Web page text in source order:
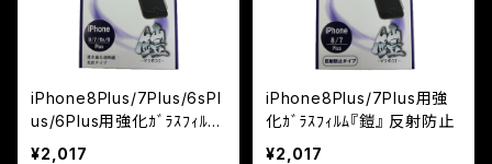
iPhone8Plus/7Plus/6sPl
us/6Plus用強化ｶﾞﾗｽﾌｨﾙﾑ
『鎧』 高光沢
¥2,017
iPhone8Plus/7Plus用強
化ｶﾞﾗｽﾌｨﾙﾑ『鎧』 反射防止
¥2,017